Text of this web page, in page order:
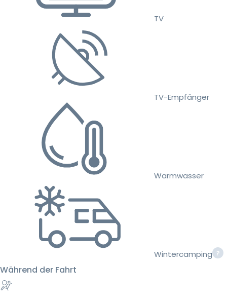
TV
TV-Empfänger
Warmwasser
Wintercamping
Während der Fahrt